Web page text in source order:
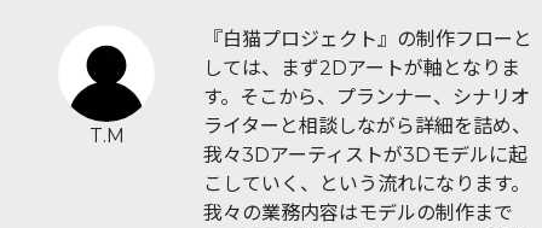
T.M
『白猫プロジェクト』の制作フローと
しては、まず2Dアートが軸となりま
す。そこから、プランナー、シナリオ
ライターと相談しながら詳細を詰め、
我々3Dアーティストが3Dモデルに起
こしていく、という流れになります。
我々の業務内容はモデルの制作まで